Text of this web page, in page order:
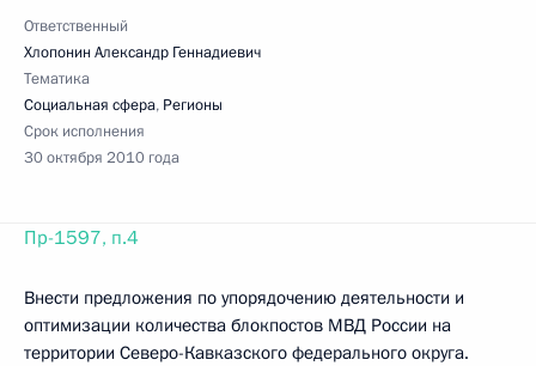
Ответственный
Хлопонин Александр Геннадиевич
Тематика
Социальная сфера, Регионы
Срок исполнения
30 октября 2010 года
Пр-1597, п.4
Внести предложения по упорядочению деятельности и
оптимизации количества блокпостов МВД России на
территории Северо-Кавказского федерального округа.